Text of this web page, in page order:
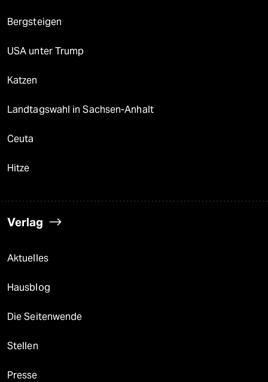
Bergsteigen
USA unter Trump
Katzen
Landtagswahl in Sachsen-Anhalt
Ceuta
Hitze
Verlag
Aktuelles
Hausblog
Die Seitenwende
Stellen
Presse